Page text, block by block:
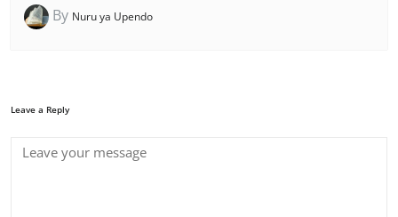
By Nuru ya Upendo
Leave a Reply